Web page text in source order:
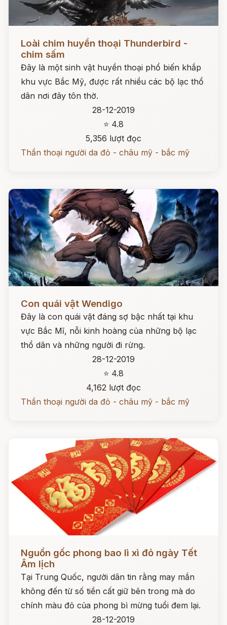
Loài chim huyền thoại Thunderbird -
chim sấm
Đây là một sinh vật huyền thoại phổ biến khắp
khu vực Bắc Mỹ, được rất nhiều các bộ lạc thổ
dân nơi đây tôn thờ.
28-12-2019
⭐ 4.8
5,356 lượt đọc
Thần thoại người da đỏ - châu mỹ - bắc mỹ
Con quái vật Wendigo
Đây là con quái vật đáng sợ bậc nhất tại khu
vực Bắc Mĩ, nỗi kinh hoàng của những bộ lạc
thổ dân và những người đi rừng.
28-12-2019
⭐ 4.8
4,162 lượt đọc
Thần thoại người da đỏ - châu mỹ - bắc mỹ
Đọc ngay
Nguồn gốc phong bao lì xì đỏ ngày Tết
Âm lịch
Tại Trung Quốc, người dân tin rằng may mắn
không đến từ số tiền cất giữ bên trong mà do
chính màu đỏ của phong bì mừng tuổi đem lại.
28-12-2019